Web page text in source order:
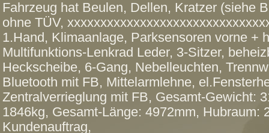
Fahrzeug hat Beulen, Dellen, Kratzer (siehe
ohne TÜV,
1.Hand, Klimaanlage, Parksensoren vorne +
Multifunktions-Lenkrad Leder, 3-Sitzer,
Heckscheibe, 6-Gang, Nebelleuchten,
Bluetooth mit FB, Mittelarmlehne,
Zentralverrieglung mit FB, Gesamt-Gewicht:
1846kg, Gesamt-Länge: 4972mm, Hubraum:
Kundenauftrag,